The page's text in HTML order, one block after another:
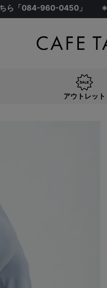
ら「084-960-0450 」
アウトレット